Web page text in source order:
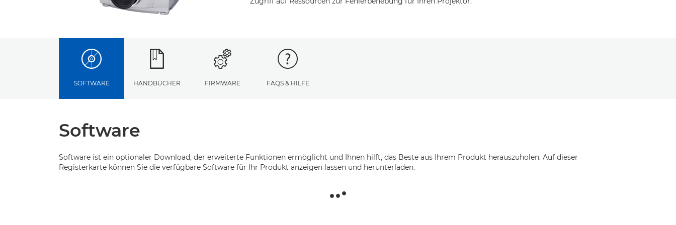
SOFTWARE HANDBÜCHER FIRMWARE FAQS & HILFE
Software
Software ist ein optionaler Download, der erweiterte Funktionen ermöglicht und Ihnen hilft, das Beste aus Ihrem Produkt herauszuholen. Auf dieser
Registerkarte können Sie die verfügbare Software für Ihr Produkt anzeigen lassen und herunterladen.